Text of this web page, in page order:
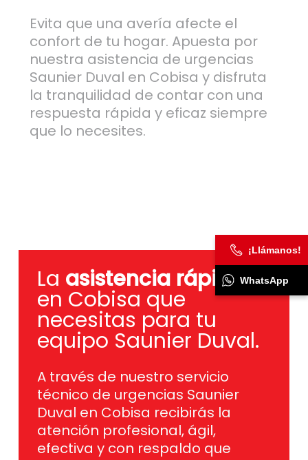
Evita que una avería afecte el
confort de tu hogar. Apuesta por
nuestra asistencia de urgencias
Saunier Duval en Cobisa y disfruta
la tranquilidad de contar con una
respuesta rápida y eficaz siempre
que lo necesites.
La asistencia rápida
en Cobisa que
necesitas para tu
equipo Saunier Duval.
A través de nuestro servicio
técnico de urgencias Saunier
Duval en Cobisa recibirás la
atención profesional, ágil,
efectiva y con respaldo que
¡Llámanos!
WhatsApp